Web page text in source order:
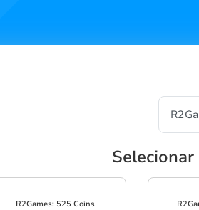
R2Games: 525 Coins